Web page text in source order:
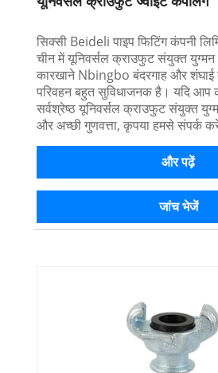
सिक्सी Beideli पाइप फिटिंग कंपनी
चीन में यूनिवर्सल क्राउफुट संयुक्त युग्मन
कारखाने Nbingbo बंदरगाह और शंघाई
परिवहन बहुत सुविधाजनक है। यदि
सर्वश्रेष्ठ यूनिवर्सल क्राउफुट संयुक्त
और अच्छी गुणवत्ता, कृपया हमसे संपर्क
और पढ़ें
जांच भेजें